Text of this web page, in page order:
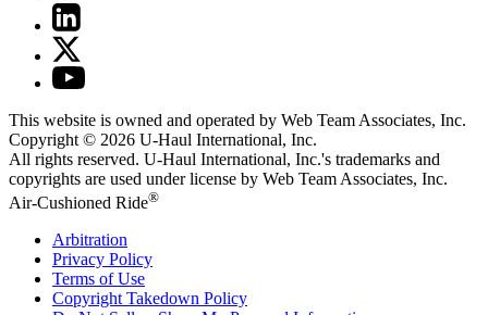
This website is owned and operated by Web Team Associates, Inc.
Copyright © 2026 U-Haul International, Inc.
All rights reserved. U-Haul International, Inc.'s trademarks and
copyrights are used under license by Web Team Associates, Inc.
Air-Cushioned Ride®
Arbitration
Privacy Policy
Terms of Use
Copyright Takedown Policy